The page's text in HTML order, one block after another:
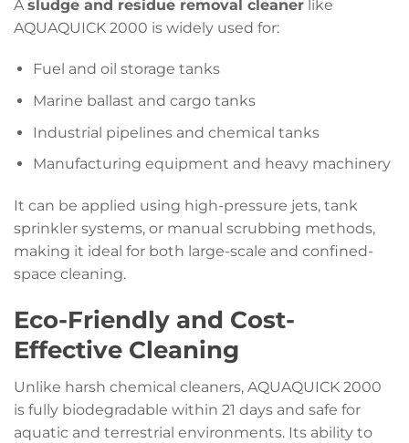
A sludge and residue removal cleaner like
AQUAQUICK 2000 is widely used for:
Fuel and oil storage tanks
Marine ballast and cargo tanks
Industrial pipelines and chemical tanks
Manufacturing equipment and heavy machinery
It can be applied using high-pressure jets, tank
sprinkler systems, or manual scrubbing methods,
making it ideal for both large-scale and confined-
space cleaning.
Eco-Friendly and Cost-
Effective Cleaning
Unlike harsh chemical cleaners, AQUAQUICK 2000
is fully biodegradable within 21 days and safe for
aquatic and terrestrial environments. Its ability to